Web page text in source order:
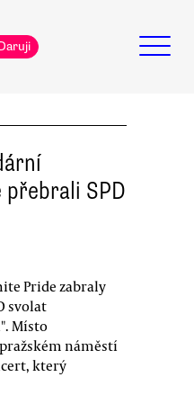
SPD
Pride zabraly
svolat
Místo
náměstí
který